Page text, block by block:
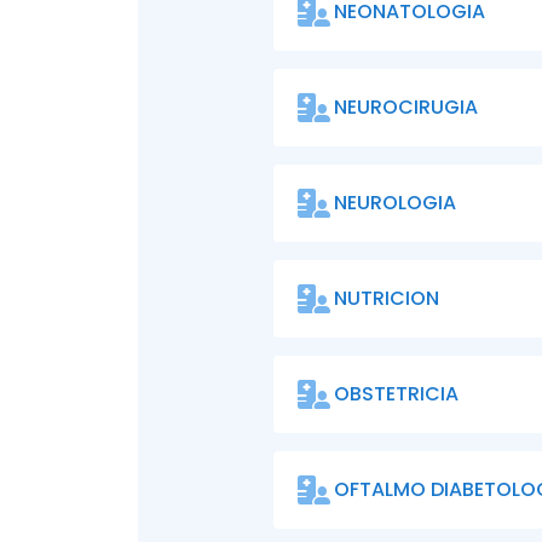
NEONATOLOGIA
NEUROCIRUGIA
NEUROLOGIA
NUTRICION
OBSTETRICIA
OFTALMO